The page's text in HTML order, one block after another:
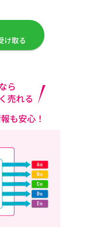
け取る
ら
売れる
も安心！